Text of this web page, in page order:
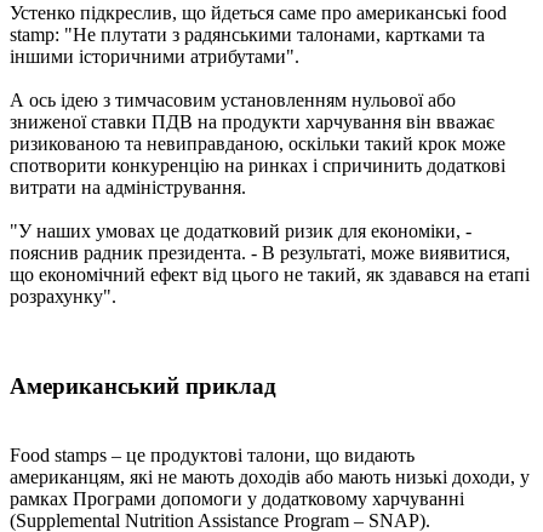
Устенко підкреслив, що йдеться саме про американські food
stamp: "Не плутати з радянськими талонами, картками та
іншими історичними атрибутами".
А ось ідею з тимчасовим установленням нульової або
зниженої ставки ПДВ на продукти харчування він вважає
ризикованою та невиправданою, оскільки такий крок може
спотворити конкуренцію на ринках і спричинить додаткові
витрати на адміністрування.
"У наших умовах це додатковий ризик для економіки, -
пояснив радник президента. - В результаті, може виявитися,
що економічний ефект від цього не такий, як здавався на етапі
розрахунку".
Американський приклад
Food stamps – це продуктові талони, що видають
американцям, які не мають доходів або мають низькі доходи, у
рамках Програми допомоги у додатковому харчуванні
(Supplemental Nutrition Assistance Program – SNAP).